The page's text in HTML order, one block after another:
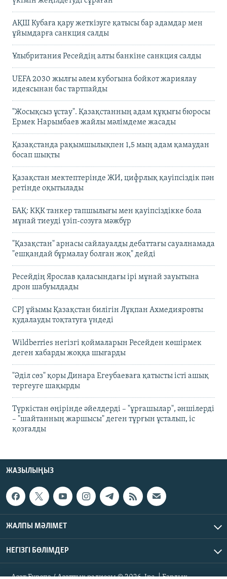
АҚШ Кубаға қару жеткізуге қатысы бар адамдар мен
ұйымдарға санкция салды
Ұлыбритания Ресейдің алты банкіне санкция салды
UEFA 2030 жылғы әлем кубогына бойкот жариялау
идеясынан бас тартпайды
"Жосықсыз ұстау". Қазақстанның адам құқығы бюросы
Ермек Нарымбаев жайлы мәлімдеме жасады
Қазақстанда рақымшылықпен 1,5 мың адам қамаудан
босап шықты
Қазақстан мектептерінде ЖИ, цифрлық қауіпсіздік пән
ретінде оқытылады
БАҚ: КҚК танкер тапшылығы мен қауіпсіздікке бола
мұнай тиеуді үзіп-созуға мәжбүр
"Қазақстан" арнасы сайлауалды дебаттағы сауалнамада
"ешқандай бұрмалау болған жоқ" дейді
Ресейдің Ярослав қаласындағы ірі мұнай зауытына
дрон шабуылдады
CPJ ұйымы Қазақстан билігін Лұқпан Ахмедияровты
қудалауды тоқтатуға үндеді
Wildberries негізгі қоймаларын Ресейден көшірмек
деген хабарды жоққа шығарды
"Әділ сөз" қоры Динара Егеубаеваға қатысты істі ашық
тергеуге шақырды
Түркістан өңірінде әйелдерді – "ұрғашылар", әншілерді
– "шайтанның жаршысы" деген тұрғын ұсталып, іс
қозғалды
ЖАЗЫЛЫҢЫЗ
ЖАЛПЫ МӘЛІМЕТ
НЕГІЗГІ БӨЛІМДЕР
Азат Еуропа / Азаттық радиосы © 2026, Inc. | Барлық